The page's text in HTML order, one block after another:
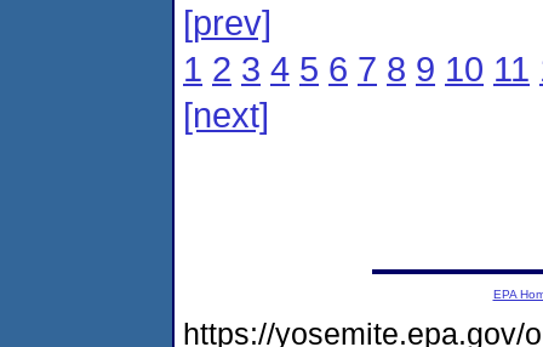
[prev]
1 2 3 4 5 6 7 8 9 10 11
[next]
EPA
https://yosemite.epa.gov/